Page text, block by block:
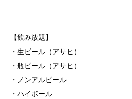
【飲み放題】
・生ビール（アサヒ）
・瓶ビール（アサヒ）
・ノンアルビール
・ハイボール